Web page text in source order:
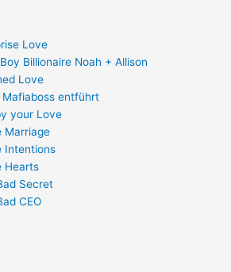
Love
Billionaire Noah + Allison
Love
Mafiaboss entführt
your Love
Marriage
Intentions
Hearts
Secret
CEO